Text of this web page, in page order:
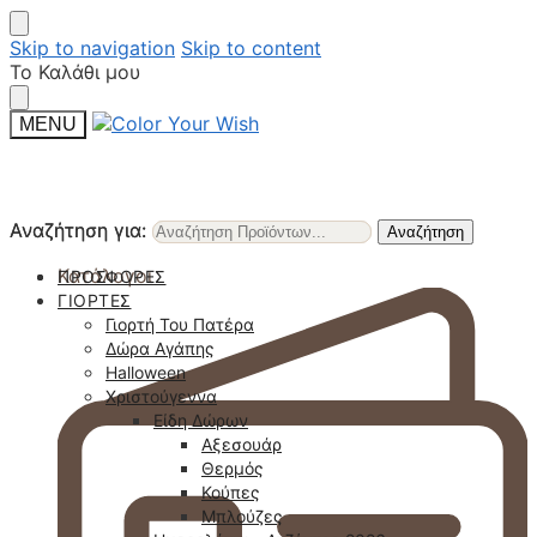
Skip to navigation Skip to content
Το Καλάθι μου
MENU
Αναζήτηση για: Αναζήτηση
Κατάλογοι
Αναζήτηση για: Αναζήτηση
ΠΡΟΣΦΟΡΈΣ
ΓΙΟΡΤΈΣ
Γιορτή Του Πατέρα
Δώρα Αγάπης
Halloween
Χριστούγεννα
Είδη Δώρων
Αξεσουάρ
Θερμός
Κούπες
Μπλούζες